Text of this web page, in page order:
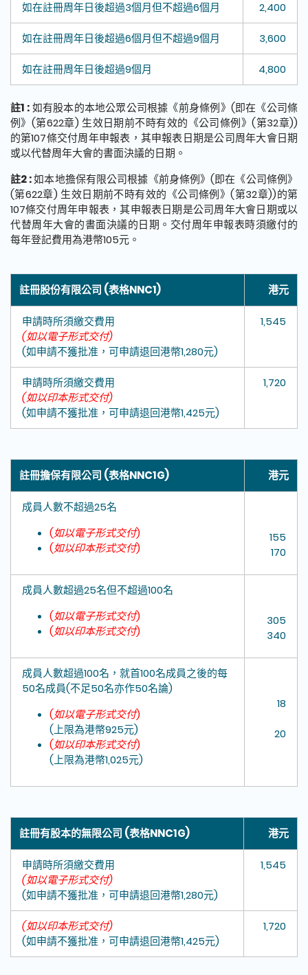
如在註冊周年日後超過3個月但不超過6個月 2,400
如在註冊周年日後超過6個月但不超過9個月 3,600
如在註冊周年日後超過9個月 4,800
註1 :如有股本的本地公眾公司根據《前身條例》(即在《公司條
例》(第622章) 生效日期前不時有效的《公司條例》(第32章))
的第107條交付周年申報表，其申報表日期是公司周年大會日期
或以代替周年大會的書面決議的日期。
註2 :如本地擔保有限公司根據《前身條例》(即在《公司條例》
(第622章) 生效日期前不時有效的《公司條例》(第32章))的第
107條交付周年申報表，其申報表日期是公司周年大會日期或以
代替周年大會的書面決議的日期。交付周年申報表時須繳付的
每年登記費用為港幣105元。
註冊股份有限公司 (表格NNC1) 港元
申請時所須繳交費用
(如以電子形式交付)
(如申請不獲批准，可申請退回港幣1,280元)
1,545
申請時所須繳交費用
(如以印本形式交付)
(如申請不獲批准，可申請退回港幣1,425元)
1,720
註冊擔保有限公司 (表格NNC1G) 港元
成員人數不超過25名
(如以電子形式交付)
(如以印本形式交付)
155
170
成員人數超過25名但不超過100名
(如以電子形式交付)
(如以印本形式交付)
305
340
成員人數超過100名，就首100名成員之後的每
50名成員(不足50名亦作50名論)
(如以電子形式交付)
(上限為港幣925元)
(如以印本形式交付)
(上限為港幣1,025元)
18
20
註冊有股本的無限公司 (表格NNC1G) 港元
申請時所須繳交費用
(如以電子形式交付)
(如申請不獲批准，可申請退回港幣1,280元)
1,545
(如以印本形式交付)
(如申請不獲批准，可申請退回港幣1,425元)
1,720